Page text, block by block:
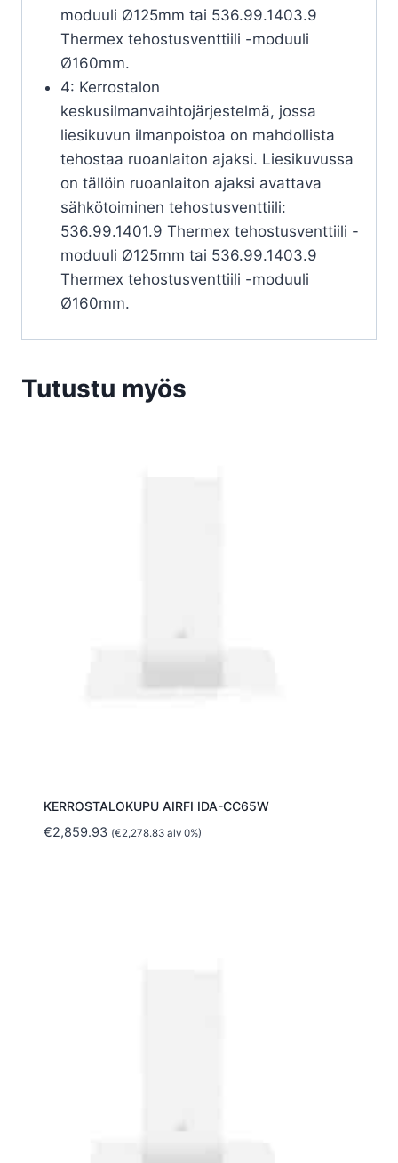
moduuli Ø125mm tai 536.99.1403.9
Thermex tehostusventtiili -moduuli
Ø160mm.
4: Kerrostalon
keskusilmanvaihtojärjestelmä, jossa
liesikuvun ilmanpoistoa on mahdollista
tehostaa ruoanlaiton ajaksi. Liesikuvussa
on tällöin ruoanlaiton ajaksi avattava
sähkötoiminen tehostusventtiili:
536.99.1401.9 Thermex tehostusventtiili -
moduuli Ø125mm tai 536.99.1403.9
Thermex tehostusventtiili -moduuli
Ø160mm.
Tutustu myös
KERROSTALOKUPU AIRFI IDA-CC65W
€2,859.93 (€2,278.83alv 0%)